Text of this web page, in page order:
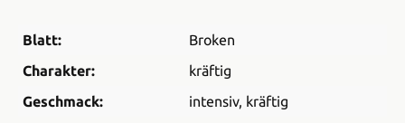
Blatt:
Broken
Charakter:
kräftig
Geschmack:
intensiv, kräftig